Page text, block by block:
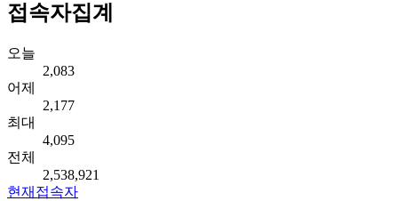
접속자집계
오늘
2,083
어제
2,177
최대
4,095
전체
2,538,921
현재접속자